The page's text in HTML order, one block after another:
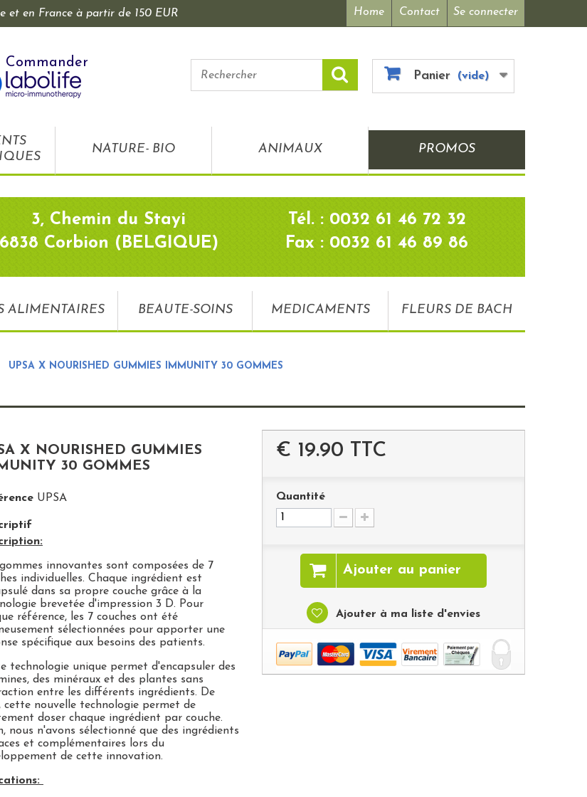
Se connecter
Home Contact
et en France à partir de 150 EUR
Commander
Panier (vide)
NATURE- BIO ANIMAUX PROMOS
3, Chemin du Stayi
6838 Corbion (BELGIQUE)
Tél. : 0032 61 46 72 32
Fax : 0032 61 46 89 86
ALIMENTAIRES BEAUTE-SOINS MEDICAMENTS FLEURS DE BACH
UPSA X NOURISHED GUMMIES IMMUNITY 30 GOMMES
X NOURISHED GUMMIES
30 GOMMES
UPSA
innovantes sont composées de 7
individuelles. Chaque ingrédient est
dans sa propre couche grâce à la
brevetée d'impression 3 D. Pour
référence, les 7 couches ont été
sélectionnées pour apporter une
spécifique aux besoins des patients.
technologie unique permet d'encapsuler des
des minéraux et des plantes sans
entre les différents ingrédients. De
cette nouvelle technologie permet de
doser chaque ingrédient par couche.
nous n'avons sélectionné que des ingrédients
et complémentaires lors du
de cette innovation.
€ 19.90 TTC
Quantité
Ajouter au panier
Ajouter à ma liste d'envies